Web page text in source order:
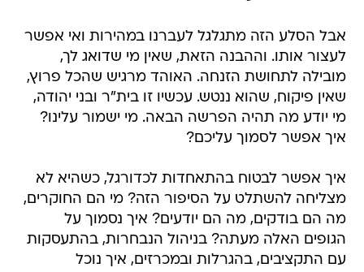
אבל הסלע הזה מתגלגל לעברנו במהירות ואי אפשר
לעצור אותו. וההבנה הזאת, שאין מי שדואג לך,
מובילה לתחושת הזנחה. האוהד מרגיש שהכל פרוץ,
שאין פיקוח, שהוא ננטש. עכשיו זו בית"ר ובני יהודה,
מי יודע מה תהיה הפרשה הבאה. מי ישמור עלינו?
איך אפשר לסמוך עליכם?
איך אפשר לבטוח בהתאחדות לכדורגל, כשהיא לא
מצליחה להשתלט על הסיפור הזה? מי הם החוקרים,
מה הם בודקים, מה הם יודעים? איך נסמוך על
הגופים האלה מעתה? בניהול הנבחרות, בהתעסקות
עם התקציבים, בהגרלות ובמכרזים, איך נוכל